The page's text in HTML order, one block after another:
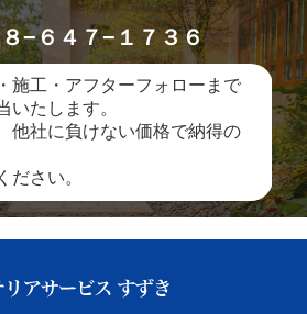
−６４７−１７３６
施工・アフターフォローまで
いたします。
他社に負けない価格で納得の
ださい。